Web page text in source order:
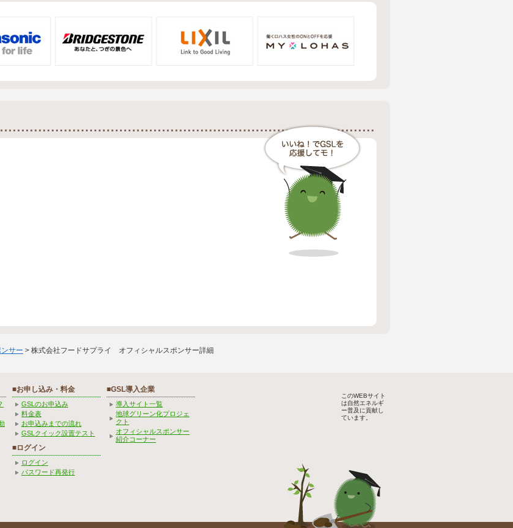
サー > 株式会社フードサプライ オフィシャルスポンサー詳細
■お申し込み・料金
GSLのお申込み
料金表
お申込みまでの流れ
GSLクイック設置テスト
■ログイン
ログイン
パスワード再発行
■GSL導入企業
導入サイト一覧
地球グリーン化プロジェ
クト
オフィシャルスポンサー
紹介コーナー
このWEBサイト
は自然エネルギ
ー普及に貢献し
ています。